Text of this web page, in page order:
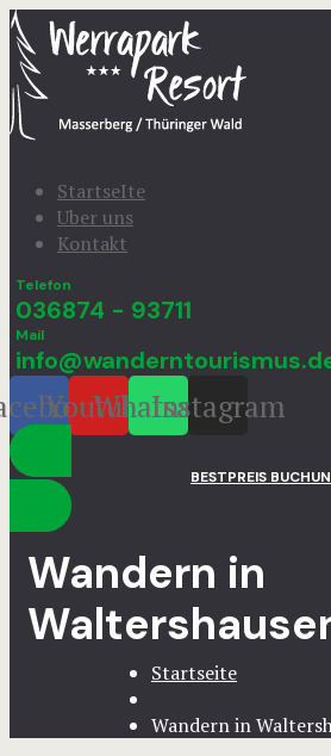
StartseIte
Uber uns
Kontakt
Telefon
036874 - 93711
Mail
Youtube
Whatsapp
Instagram
BESTPREIS
Wandern in
Startseite
Wandern in